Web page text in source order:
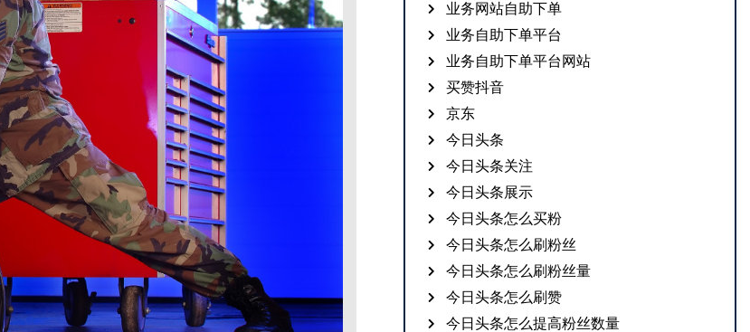
业务网站自助下单
业务自助下单平台
业务自助下单平台网站
买赞抖音
京东
今日头条
今日头条关注
今日头条展示
今日头条怎么买粉
今日头条怎么刷粉丝
今日头条怎么刷粉丝量
今日头条怎么刷赞
今日头条怎么提高粉丝数量